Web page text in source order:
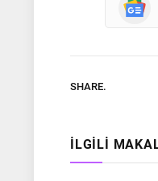
SHARE.
İLGILI